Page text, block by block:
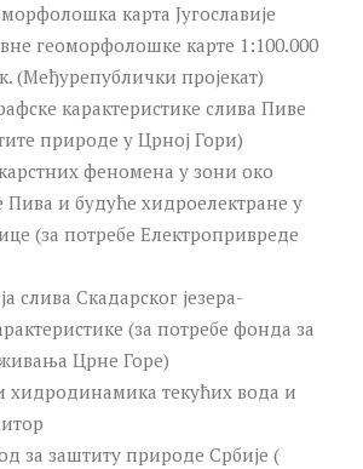
карта Југославије
геоморфолошке карте 1:100.000
(Међурепублички пројекат)
карактеристике слива Пиве
природе у Црној Гори)
феномена у зони око
Пива и будуће хидроелектране у
(за потребе Електропривреде
слива Скадарског језера-
(за потребе фонда за
Црне Горе)
хидродинамика текућих вода и
за заштиту природе Србије (